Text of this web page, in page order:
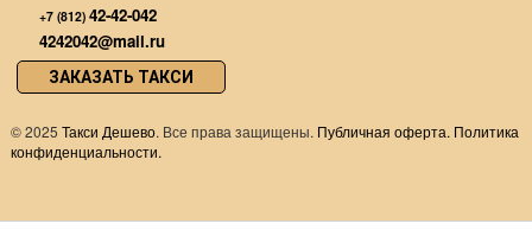
+7 (812) 42-42-042
4242042@mail.ru
ЗАКАЗАТЬ ТАКСИ
©2025 Такси Дешево. Все права защищены. Публичная оферта. Политика
конфиденциальности.